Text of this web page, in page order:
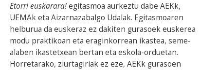
Etorri euskarara!egitasmoa aurkeztu dabe AEKk,
UEMAk eta Aizarnazabalgo Udalak. Egitasmoaren
helburua da euskeraz ez dakiten gurasoek euskerea
modu praktikoan eta eraginkorrean ikastea, seme-
alaben ikastetxean bertan eta eskola-orduetan.
Horretarako, ziurtagiriak ez eze, AEKk gurasoen